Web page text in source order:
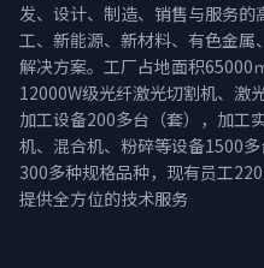
发、设计、制造、销售与服务
工、新能源、新材料、有色金
解决方案。工厂占地面积65000
12000W级光纤激光切割机、激
加工设备200多台（套），加工
机、混合机、粉碎等设备1500
300多种规格品种，现有员工
提供全方位的技术服务